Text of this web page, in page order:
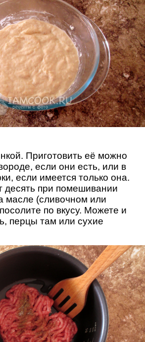
Приготовить её можно
если они есть, или в
если имеется только она.
десять при помешивании
масле (сливочном или
по вкусу. Можете и
перцы там или сухие